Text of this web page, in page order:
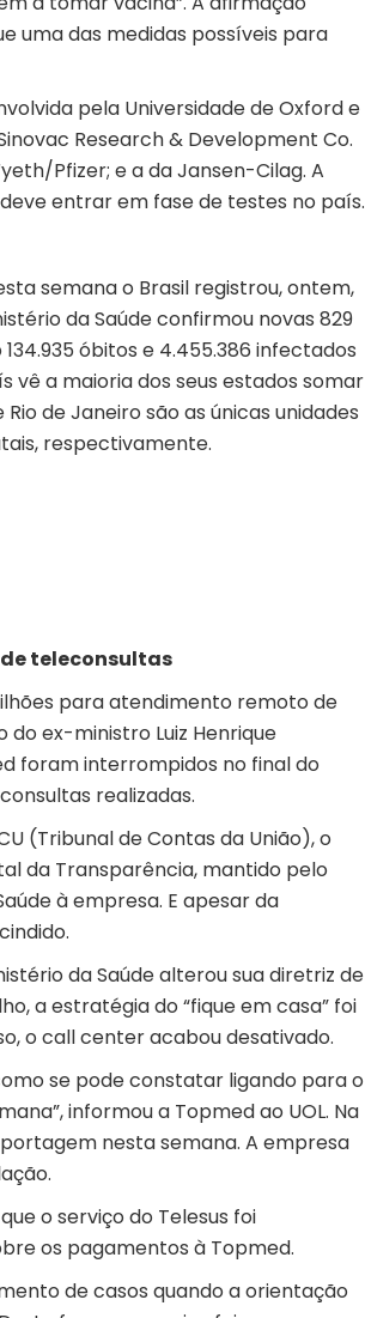
uma das medidas possíveis para
pela Universidade de Oxford e
Research & Development Co.
Pfizer; e a da Jansen-Cilag. A
entrar em fase de testes no país.
semana o Brasil registrou, ontem,
da Saúde confirmou novas 829
óbitos e 4.455.386 infectados
vê a maioria dos seus estados somar
de Janeiro são as únicas unidades
respectivamente.
de teleconsultas
para atendimento remoto de
ex-ministro Luiz Henrique
foram interrompidos no final do
realizadas.
(Tribunal de Contas da União), o
da Transparência, mantido pelo
à empresa. E apesar da
da Saúde alterou sua diretriz de
a estratégia do “fique em casa” foi
o call center acabou desativado.
se pode constatar ligando para o
informou a Topmed ao UOL. Na
nesta semana. A empresa
o serviço do Telesus foi
os pagamentos à Topmed.
de casos quando a orientação